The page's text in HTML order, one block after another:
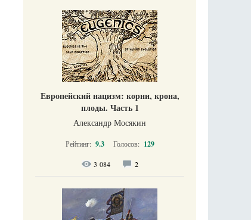
Европейский нацизм: корни, крона,
плоды. Часть 1
Александр Мосякин
Рейтинг: 9.3 Голосов: 129
3 084 2